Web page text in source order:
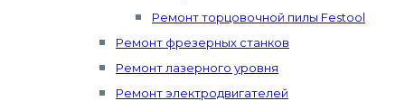
Ремонт торцовочной пилы Festool
Ремонт фрезерных станков
Ремонт лазерного уровня
Ремонт электродвигателей